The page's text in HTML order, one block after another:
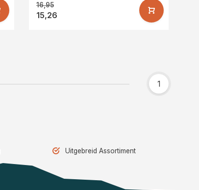
16,95
15,26
1
Uitgebreid Assortiment